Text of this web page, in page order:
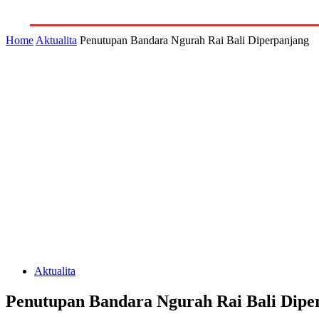
Home Aktualita Penutupan Bandara Ngurah Rai Bali Diperpanjang
Aktualita
Penutupan Bandara Ngurah Rai Bali